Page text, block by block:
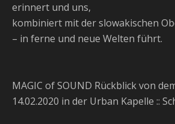
erinnert und uns,
kombiniert mit der slowakischen
– in ferne und neue Welten führt.
MAGIC of SOUND Rückblick von
14.02.2020 in der Urban Kapelle ::